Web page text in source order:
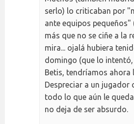
serlo) lo criticaban por
ante equipos
más que no se ciñe a la
mira... ojalá hubiera
domingo (que lo intentó,
Betis, tendríamos ahora
Despreciar a un jugador
todo lo que aún le
no deja de ser absurdo.